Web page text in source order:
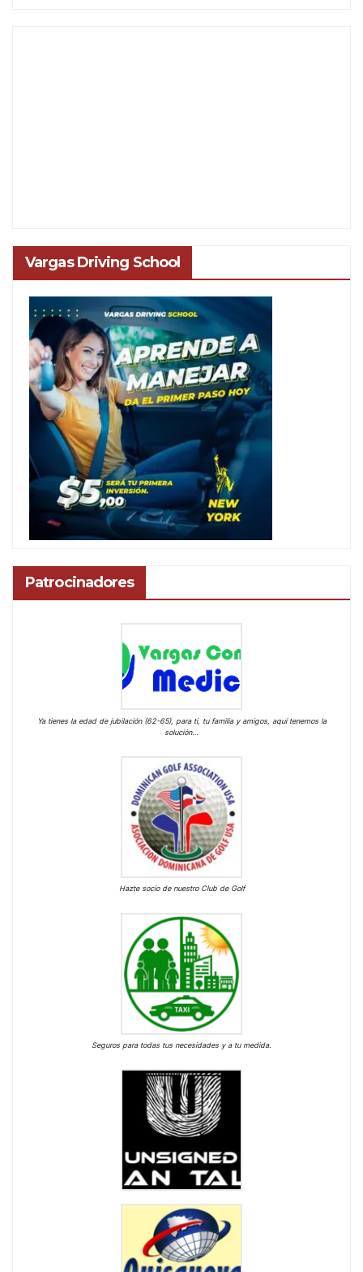
Vargas Driving School
Patrocinadores
Ya tienes la edad de jubilación (62-65), para ti, tu familia y amigos, aquí tenemos la
solución…
Hazte socio de nuestro Club de Golf
Seguros para todas tus necesidades y a tu medida.